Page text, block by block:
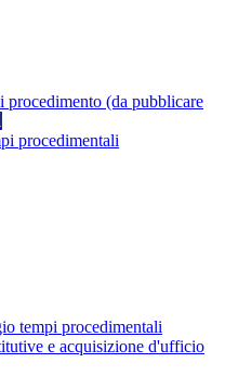
procedimento (da pubblicare
procedimentali
tempi procedimentali
e acquisizione d'ufficio